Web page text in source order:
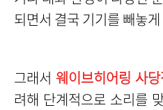
되면서 결국 기기를 빼놓
그래서 웨이브히어링 사
려해 단계적으로 소리를